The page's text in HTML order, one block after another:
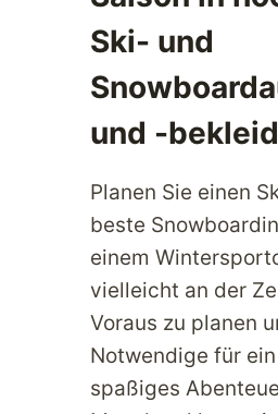
Ski- und
und -
Planen Sie einen
beste
einem
vielleicht an der
Voraus zu planen
Notwendige für
spaßiges